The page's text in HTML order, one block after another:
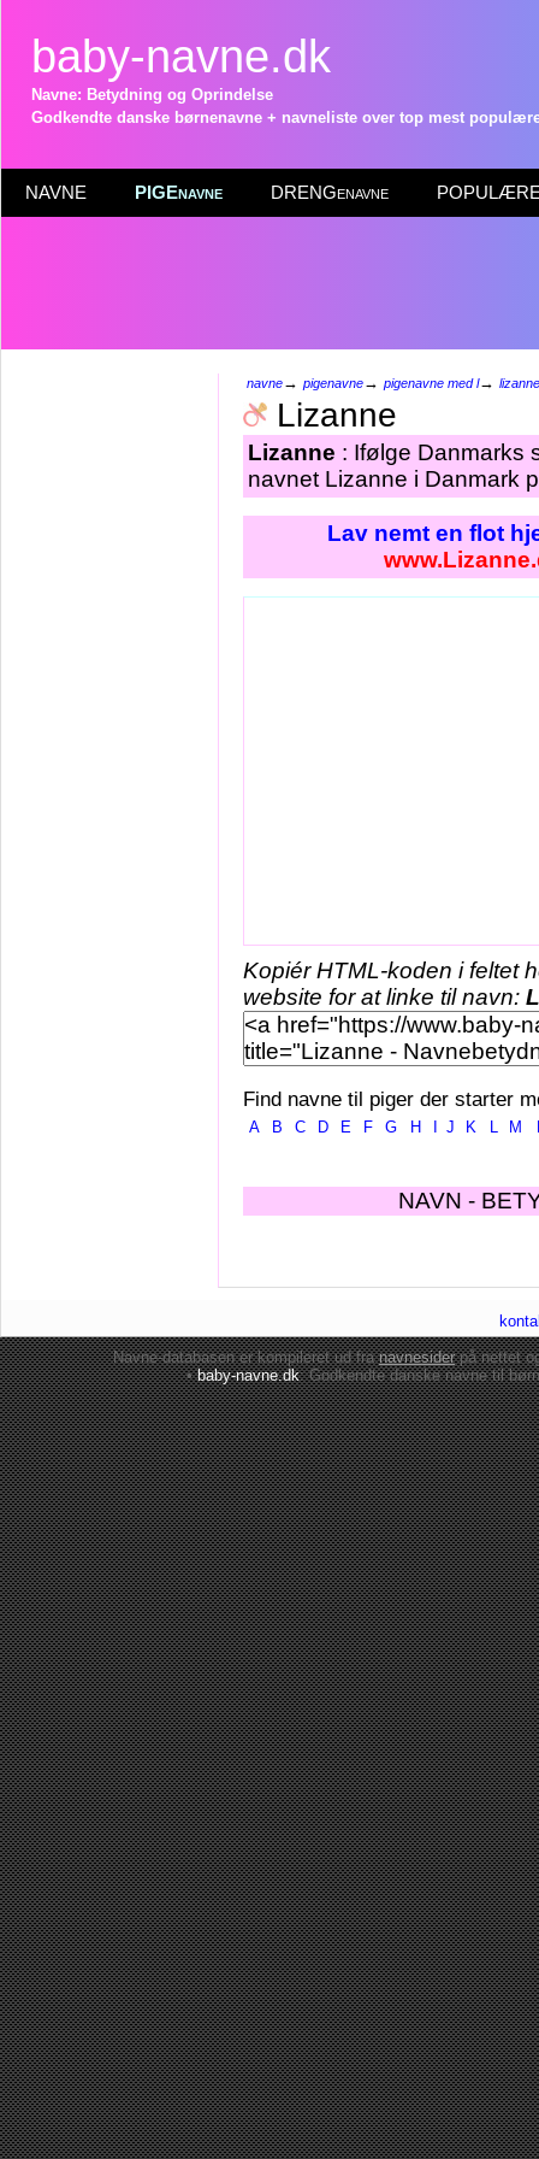
baby-navne.dk
Navne: Betydning og Oprindelse
Godkendte danske børnenavne + navneliste over top mest
NAVNE PIGEnavne DRENGenavne POPULÆRE
navne→ pigenavne→ pigenavne med l→ lizanne
Lizanne
Lizanne : Ifølge Danmarks
navnet Lizanne i Danmark
Lav nemt en flot
Kopiér HTML-koden i feltet
website for at linke til navn:
Find navne til piger der starter
A B C D E F G H J K L M
NAVN -
Navne-databasen er kompileret ud franavnesiderpå nettet
•baby-navne.dk: Godkendte danskenavne til børn